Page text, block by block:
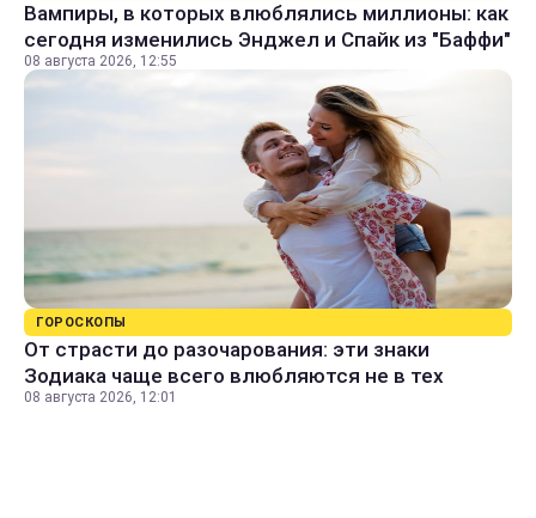
Вампиры, в которых влюблялись миллионы: как
сегодня изменились Энджел и Спайк из "Баффи"
08 августа 2026, 12:55
ГОРОСКОПЫ
От страсти до разочарования: эти знаки
Зодиака чаще всего влюбляются не в тех
08 августа 2026, 12:01